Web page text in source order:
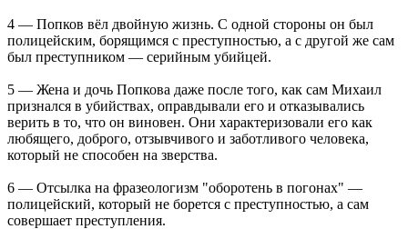
4 — Попков вёл двойную жизнь. С одной стороны он был
полицейским, борящимся с преступностью, а с другой же сам
был преступником — серийным убийцей.
5 — Жена и дочь Попкова даже после того, как сам Михаил
признался в убийствах, оправдывали его и отказывались
верить в то, что он виновен. Они характеризовали его как
любящего, доброго, отзывчивого и заботливого человека,
который не способен на зверства.
6 — Отсылка на фразеологизм "оборотень в погонах" —
полицейский, который не борется с преступностью, а сам
совершает преступления.